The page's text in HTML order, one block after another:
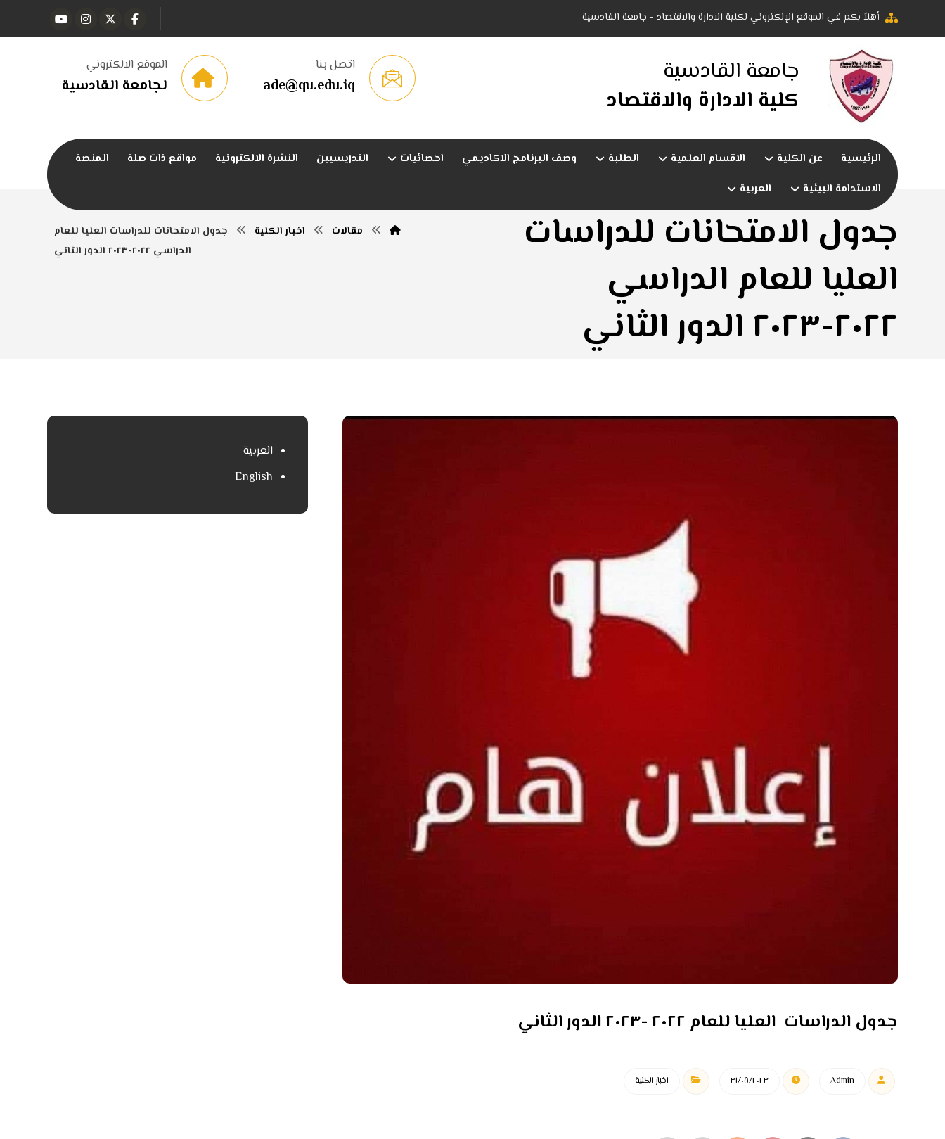
أهلاً بكم في الموقع الإلكتروني لكلية الادارة والاقتصاد - جامعة القادسية
جامعة القادسية
كلية الادارة والاقتصاد
الموقع الالكتروني
لجامعة القادسية
اتصل بنا
ade@qu.edu.iq
الرئيسية عن الكلية الاقسام العلمية الطلبة وصف البرنامج الاكاديمي احصائيات التدريسيين النشرة الالكترونية مواقع ذات صلة
المنصة
الاستدامة البيئية
العربية
جدول الامتحانات للدراسات
العليا للعام الدراسي
٢٠٢٢-٢٠٢٣ الدور الثاني
مقالات اخبار الكلية
جدول الامتحانات للدراسات العليا للعام
الدراسي ٢٠٢٢-٢٠٢٣ الدور الثاني
جدول الدراسات العليا للعام ٢٠٢٢ -٢٠٢٣ الدور الثاني
Admin ٣١/٠٨/٢٠٢٣ اخبار الكلية
العربية
English